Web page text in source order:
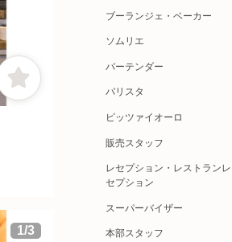
1/3
ブーランジェ・ベーカー
ソムリエ
バーテンダー
バリスタ
ピッツァイオーロ
販売スタッフ
レセプション・レストランレ
セプション
スーパーバイザー
本部スタッフ